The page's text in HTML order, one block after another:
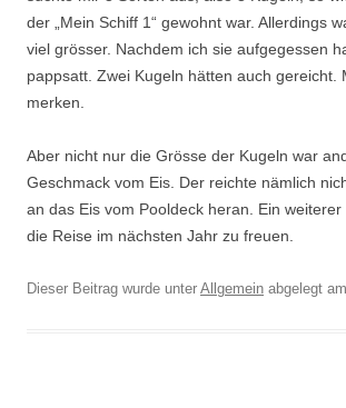
der „Mein Schiff 1“ gewohnt war. Allerdings
viel grösser. Nachdem ich sie aufgegessen
pappsatt. Zwei Kugeln hätten auch gereicht.
merken.
Aber nicht nur die Grösse der Kugeln war
Geschmack vom Eis. Der reichte nämlich
an das Eis vom Pooldeck heran. Ein
die Reise im nächsten Jahr zu freuen.
Dieser Beitrag wurde unter Allgemein abgelegt am